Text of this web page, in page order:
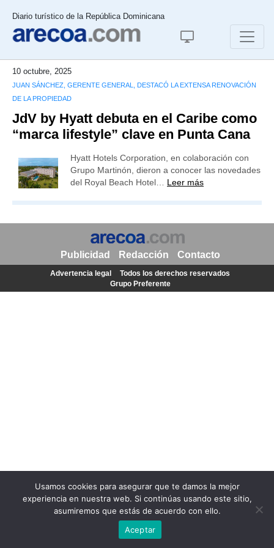
Diario turístico de la República Dominicana
10 octubre, 2025
JUAN SÁNCHEZ, GERENTE GENERAL, DESTACÓ LA EXTENSA RENOVACIÓN
DE LA PROPIEDAD
JdV by Hyatt debuta en el Caribe como
“marca lifestyle” clave en Punta Cana
Hyatt Hotels Corporation, en colaboración con
Grupo Martinón, dieron a conocer las novedades
del Royal Beach Hotel… Leer más
Usamos cookies para asegurar que te damos la mejor
experiencia en nuestra web. Si continúas usando este sitio,
asumiremos que estás de acuerdo con ello.
Aceptar
Publicidad Redacción Contacto
Advertencia legal
Todos los derechos reservados
Grupo Preferente